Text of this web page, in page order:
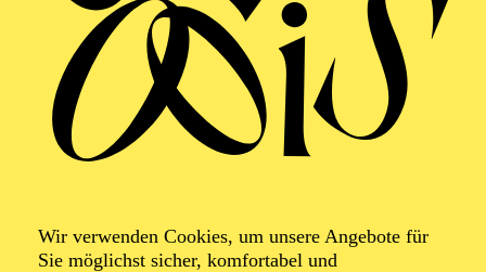
Wir verwenden Cookies, um unsere Angebote für
Sie möglichst sicher, komfortabel und
Uraufführung
Day of Night